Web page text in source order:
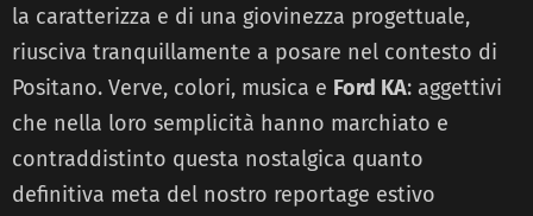
la caratterizza e di una giovinezza progettuale,
riusciva tranquillamente a posare nel contesto di
Positano. Verve, colori, musica e Ford KA: aggettivi
che nella loro semplicità hanno marchiato e
contraddistinto questa nostalgica quanto
definitiva meta del nostro reportage estivo